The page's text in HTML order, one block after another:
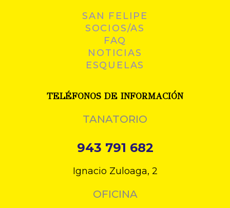
SAN FELIPE
SOCIOS/AS
FAQ
NOTICIAS
ESQUELAS
TELÉFONOS DE INFORMACIÓN
TANATORIO
943 791 682
Ignacio Zuloaga, 2
OFICINA